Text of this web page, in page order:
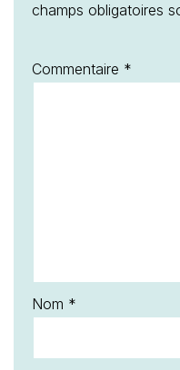
champs obligatoires
Commentaire *
Nom *